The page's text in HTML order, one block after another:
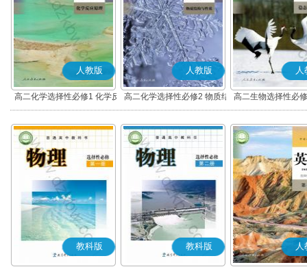
人教版
高二化学选择性必修1 化学反
应原理
人教版
高二化学选择性必修2 物质结
构与性质
人
高二生物选择性必
调节
教科版 教科版 人